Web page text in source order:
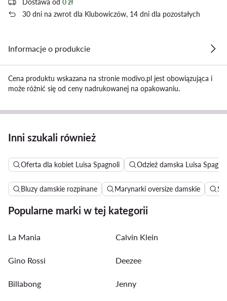
30 dni na zwrot dla Klubowiczów, 14 dni dla pozostałych
Informacje o produkcie
Cena produktu wskazana na stronie modivo.pl jest obowiązująca i
może różnić się od ceny nadrukowanej na opakowaniu.
Inni szukali również
Oferta dla kobiet Luisa Spagnoli Odzież damska Luisa
Bluzy damskie rozpinane Marynarki oversize damskie
Popularne marki w tej kategorii
La Mania Calvin Klein
Gino Rossi Deezee
Billabong Jenny